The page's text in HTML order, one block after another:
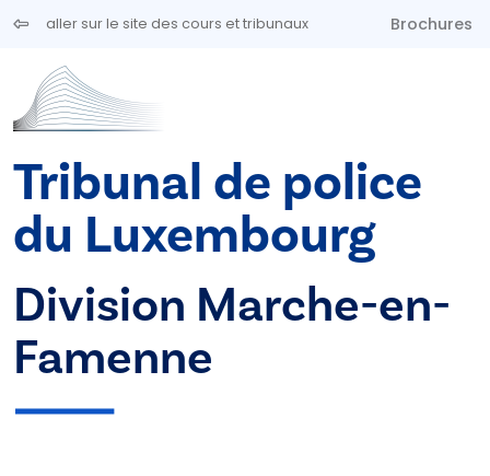
Aller au contenu principal
aller sur le site des cours et tribunaux Brochures
Tribunal de police
du Luxembourg
Division Marche-en-
Famenne